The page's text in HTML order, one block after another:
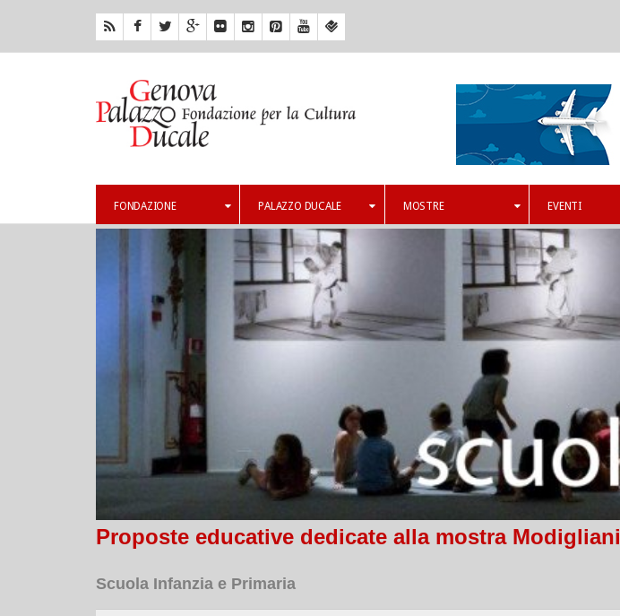
FONDAZIONE PALAZZO DUCALE MOSTRE EVENTI
Proposte educative dedicate alla mostra Modigliani
Scuola Infanzia e Primaria